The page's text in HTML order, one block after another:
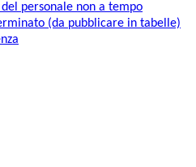
del personale non a tempo
(da pubblicare in tabelle)